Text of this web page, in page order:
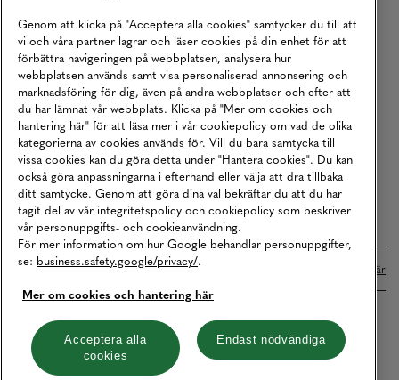
Köpvillkor
Karriär
Vårt Ansvar
Våra Tjänster
Press
Studentrabatt
B2B
Tillgänglighetsredogörelse
Betalningar online sköts i samarbete med Klarna. Läs mer här
Cookies Integritetspolicy
Hantera cookies
Genom att klicka på "Acceptera alla cookies" samtycker du till att
vi och våra partner lagrar och läser cookies på din enhet för att
förbättra navigeringen på webbplatsen, analysera hur
webbplatsen används samt visa personaliserad annonsering och
marknadsföring för dig, även på andra webbplatser och efter att
du har lämnat vår webbplats. Klicka på "Mer om cookies och
hantering här" för att läsa mer i vår cookiepolicy om vad de olika
kategorierna av cookies används för. Vill du bara samtycka till
vissa cookies kan du göra detta under "Hantera cookies". Du kan
också göra anpassningarna i efterhand eller välja att dra tillbaka
ditt samtycke. Genom att göra dina val bekräftar du att du har
tagit del av vår integritetspolicy och cookiepolicy som beskriver
vår personuppgifts- och cookieanvändning.
För mer information om hur Google behandlar personuppgifter,
se: business.safety.google/privacy/.
Mer om cookies och hantering här
Acceptera alla
cookies
Endast nödvändiga